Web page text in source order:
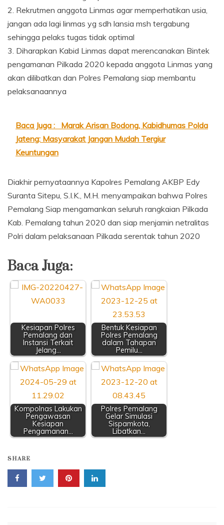
2. Rekrutmen anggota Linmas agar memperhatikan usia,
jangan ada lagi linmas yg sdh lansia msh tergabung
sehingga pelaks tugas tidak optimal
3. Diharapkan Kabid Linmas dapat merencanakan Bintek
pengamanan Pilkada 2020 kepada anggota Linmas yang
akan dilibatkan dan Polres Pemalang siap membantu
pelaksanaannya
Baca Juga :
Marak Arisan Bodong, Kabidhumas Polda
Jateng: Masyarakat Jangan Mudah Tergiur
Keuntungan
Diakhir pernyataannya Kapolres Pemalang AKBP Edy
Suranta Sitepu, S.I.K., M.H. menyampaikan bahwa Polres
Pemalang Siap mengamankan seluruh rangkaian Pilkada
Kab. Pemalang tahun 2020 dan siap menjamin netralitas
Polri dalam pelaksanaan Pilkada serentak tahun 2020
Baca Juga:
Kesiapan Polres
Pemalang dan
Instansi Terkait
Jelang…
Bentuk Kesiapan
Polres Pemalang
dalam Tahapan
Pemilu…
Kompolnas Lakukan
Pengawasan
Kesiapan
Pengamanan…
Polres Pemalang
Gelar Simulasi
Sispamkota,
Libatkan…
SHARE